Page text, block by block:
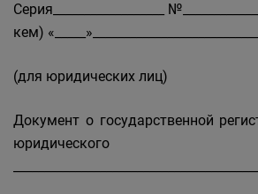
Серия__________________
кем)
(для юридических лиц)
Документ о государственной